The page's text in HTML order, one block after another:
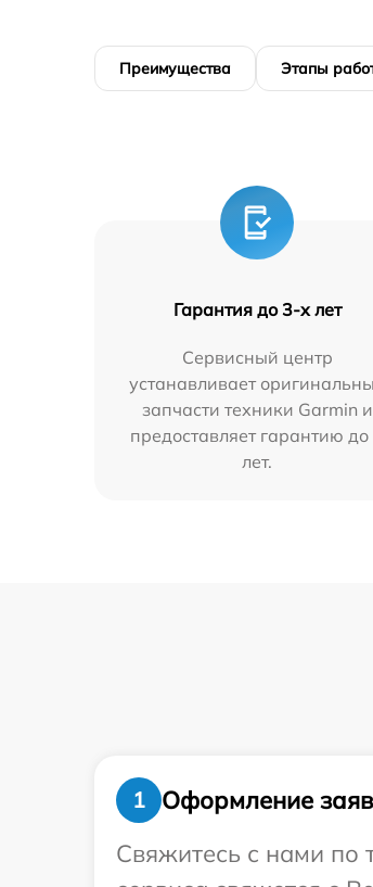
Преимущества Этапы
Гарантия до 3-х лет
Сервисный центр
устанавливает
запчасти техники Garmin и
предоставляет гарантию до
лет.
1
Оформление
Свяжитесь с нами по